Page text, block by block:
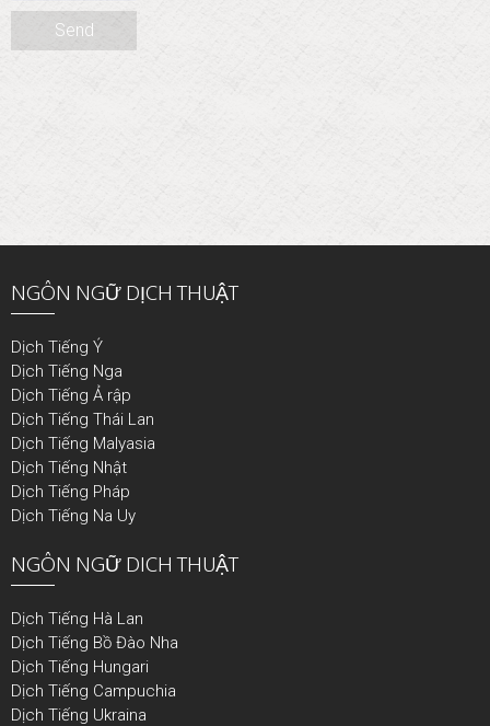
NGÔN NGỮ DỊCH THUẬT
Dịch Tiếng Ý
Dịch Tiếng Nga
Dịch Tiếng Ả rập
Dịch Tiếng Thái Lan
Dịch Tiếng Malyasia
Dịch Tiếng Nhật
Dịch Tiếng Pháp
Dịch Tiếng Na Uy
NGÔN NGỮ DICH THUẬT
Dịch Tiếng Hà Lan
Dịch Tiếng Bồ Đào Nha
Dịch Tiếng Hungari
Dịch Tiếng Campuchia
Dịch Tiếng Ukraina